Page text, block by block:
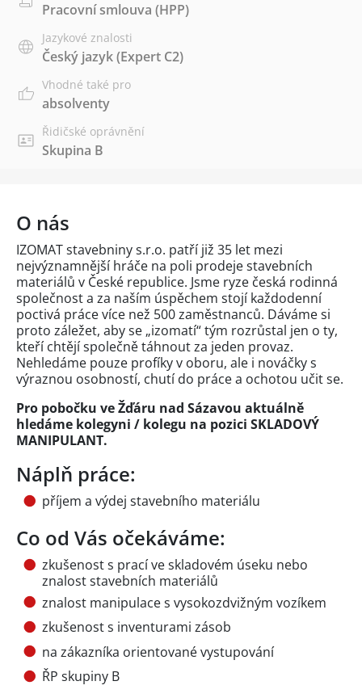
Pracovní smlouva (HPP)
Jazykové znalosti
Český jazyk(Expert C2)
Vhodné také pro
absolventy
Řidičské oprávnění
Skupina B
O nás
IZOMAT stavebniny s.r.o. patří již 35 let mezi
nejvýznamnější hráče na poli prodeje stavebních
materiálů v České republice. Jsme ryze česká rodinná
společnost a za naším úspěchem stojí každodenní
poctivá práce více než 500 zaměstnanců. Dáváme si
proto záležet, aby se „izomatí“ tým rozrůstal jen o ty,
kteří chtějí společně táhnout za jeden provaz.
Nehledáme pouze profíky v oboru, ale i nováčky s
výraznou osobností, chutí do práce a ochotou učit se.
Pro pobočku ve Žďáru nad Sázavou aktuálně
hledáme kolegyni / kolegu na pozici SKLADOVÝ
MANIPULANT.
Náplň práce:
příjem a výdej stavebního materiálu
Co od Vás očekáváme:
zkušenost s prací ve skladovém úseku nebo
znalost stavebních materiálů
znalost manipulace s vysokozdvižným vozíkem
zkušenost s inventurami zásob
na zákazníka orientované vystupování
ŘP skupiny B